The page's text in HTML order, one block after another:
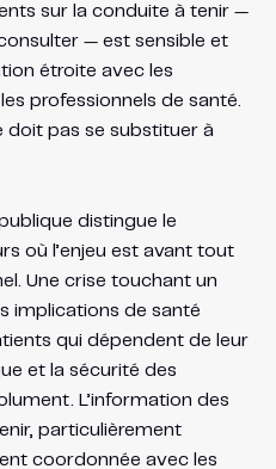
sur la conduite à tenir —
— est sensible et
étroite avec les
professionnels de santé.
doit pas se substituer à
distingue le
où l’enjeu est avant tout
Une crise touchant un
implications de santé
qui dépendent de leur
et la sécurité des
L’information des
particulièrement
coordonnée avec les